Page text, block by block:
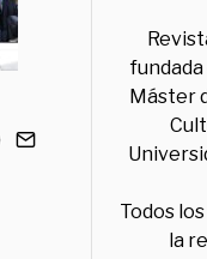
fundada
Máster
Todos
la